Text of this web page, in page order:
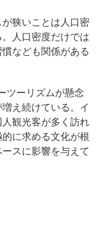
狭いことは人口密
人口密度だけでは
なども関係がある
ツーリズムが懸念
え続けている。イ
観光客が多く訪れ
に求める文化が根
スに影響を与えて